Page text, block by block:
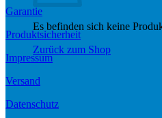
Es befinden sich keine
Zurück zum Shop
Garantie
Produktsicherheit
Impressum
Versand
Datenschutz